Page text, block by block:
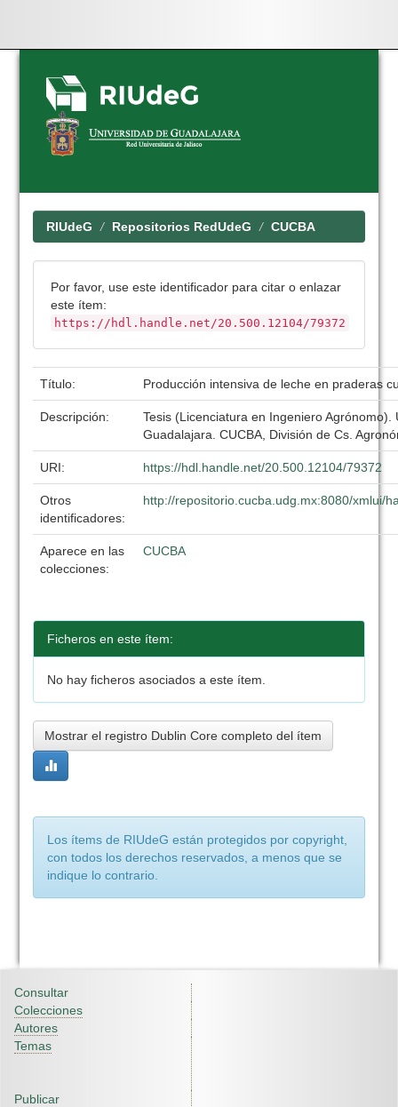
Skip
navigation
RIUdeG Repositorios RedUdeG CUCBA
Por favor, use este identificador para citar o enlazar
este ítem:
https://hdl.handle.net/20.500.12104/79372
Título: Producción intensiva de leche en praderas
Descripción:
Tesis (Licenciatura en Ingeniero Agrónomo).
Guadalajara. CUCBA, División de Cs.
URI: https://hdl.handle.net/20.500.12104/79372
Otros
identificadores:
http://repositorio.cucba.udg.mx:8080/xmlui/
Aparece en las
colecciones:
CUCBA
Ficheros en este ítem:
No hay ficheros asociados a este ítem.
Mostrar el registro Dublin Core completo del ítem
Los ítems de RIUdeG están protegidos por copyright,
con todos los derechos reservados, a menos que se
indique lo contrario.
Consultar
Colecciones
Autores
Temas
Publicar